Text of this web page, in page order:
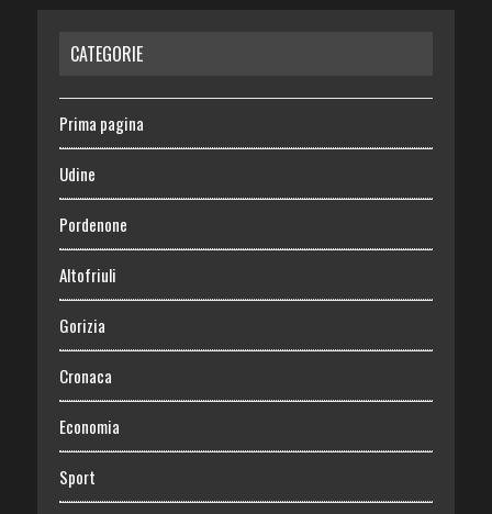
CATEGORIE
Prima pagina
Udine
Pordenone
Altofriuli
Gorizia
Cronaca
Economia
Sport